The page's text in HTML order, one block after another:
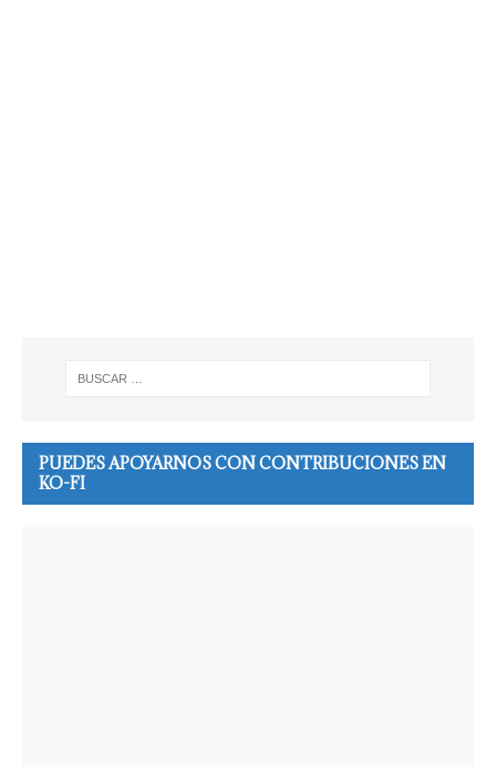
PUEDES APOYARNOS CON CONTRIBUCIONES EN
KO-FI